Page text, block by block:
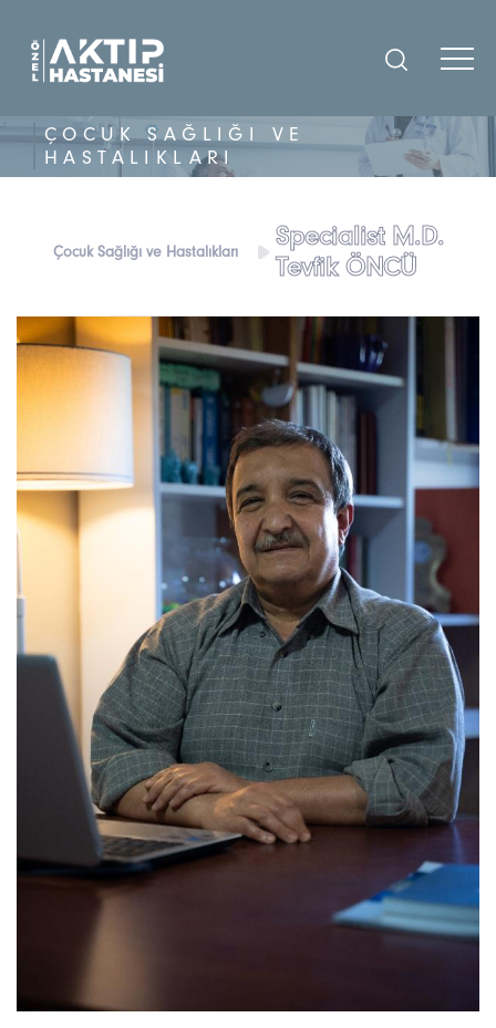
ÇOCUK SAĞLIĞI VE
HASTALIKLARI
Çocuk Sağlığı ve Hastalıkları
Specialist M.D.
Tevfik ÖNCÜ